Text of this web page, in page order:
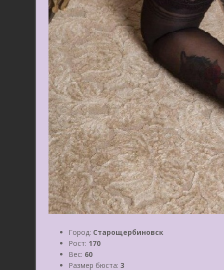
Город: Старощербиновск
Рост: 170
Вес: 60
Размер бюста: 3